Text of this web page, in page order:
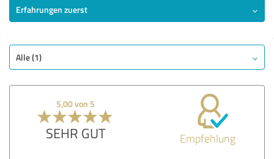
SEHR GUT Empfehlung
Qualität
Nutzen
Beratung
Erfahrungen zuerst
Alle (1)
5,00 von 5
SEHR GUT Empfehlung